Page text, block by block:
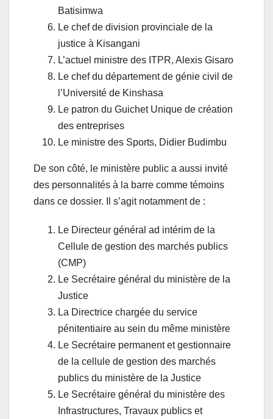
Batisimwa
Le chef de division provinciale de la
justice à Kisangani
L’actuel ministre des ITPR, Alexis Gisaro
Le chef du département de génie civil de
l’Université de Kinshasa
Le patron du Guichet Unique de création
des entreprises
Le ministre des Sports, Didier Budimbu
De son côté, le ministère public a aussi invité
des personnalités à la barre comme témoins
dans ce dossier. Il s’agit notamment de :
Le Directeur général ad intérim de la
Cellule de gestion des marchés publics
(CMP)
Le Secrétaire général du ministère de la
Justice
La Directrice chargée du service
pénitentiaire au sein du même ministère
Le Secrétaire permanent et gestionnaire
de la cellule de gestion des marchés
publics du ministère de la Justice
Le Secrétaire général du ministère des
Infrastructures, Travaux publics et